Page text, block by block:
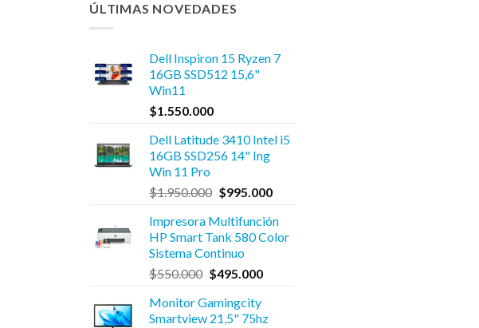
ÚLTIMAS NOVEDADES
Dell Inspiron 15 Ryzen 7
16GB SSD512 15,6"
Win11
$1.550.000
Dell Latitude 3410 Intel i5
16GB SSD256 14" Ing
Win 11 Pro
$1.950.000 El
original
era:
$1.950.000.
$995.000El
actual
es:
Impresora Multifunción
HP Smart Tank 580 Color
Sistema Continuo
$550.000 El
original
era:
$495.000El
es:
Monitor Gamingcity
Smartview 21,5" 75hz